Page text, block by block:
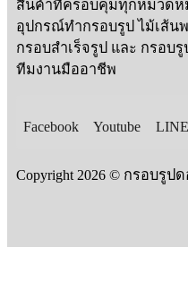
สินค้าที่ครอบคุมทุกหมวดห
อุปกรณ์ทำกรอบรูป ไม้เส้
กรอบสำเร็จรูป และ กรอ
ทีมงานมืออาชีพ
Facebook Youtube LINE
Copyright 2026 © กรอบรูป